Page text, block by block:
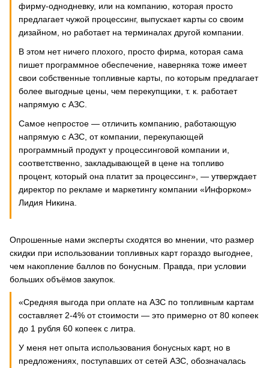
фирму-однодневку, или на компанию, которая просто
предлагает чужой процессинг, выпускает карты со своим
дизайном, но работает на терминалах другой компании.
В этом нет ничего плохого, просто фирма, которая сама
пишет программное обеспечение, наверняка тоже имеет
свои собственные топливные карты, по которым предлагает
более выгодные цены, чем перекупщики, т. к. работает
напрямую с АЗС.
Самое непростое — отличить компанию, работающую
напрямую с АЗС, от компании, перекупающей
программный продукт у процессинговой компании и,
соответственно, закладывающей в цене на топливо
процент, который она платит за процессинг», — утверждает
директор по рекламе и маркетингу компании «Инфорком»
Лидия Никина.
Опрошенные нами эксперты сходятся во мнении, что размер
скидки при использовании топливных карт гораздо выгоднее,
чем накопление баллов по бонусным. Правда, при условии
больших объёмов закупок.
«Средняя выгода при оплате на АЗС по топливным картам
составляет 2-4% от стоимости — это примерно от 80 копеек
до 1 рубля 60 копеек с литра.
У меня нет опыта использования бонусных карт, но в
предложениях, поступавших от сетей АЗС, обозначалась